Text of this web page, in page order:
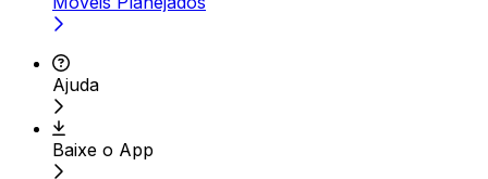
Ajuda
Baixe o App